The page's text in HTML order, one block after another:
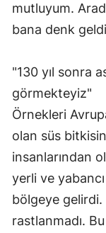
mutluyum.
bana denk
"130 yıl sonra
görmekteyiz"
Örnekleri
olan süs
insanlarından
yerli ve
bölgeye
rastlanmadı.